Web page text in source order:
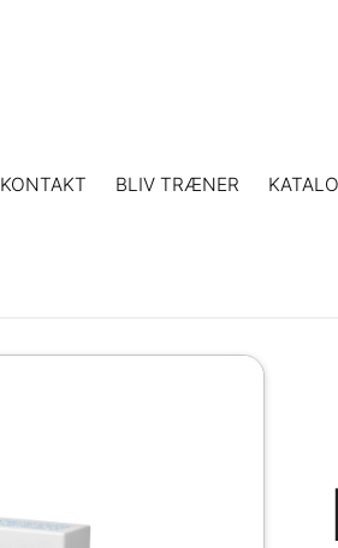
KONTAKT BLIV TRÆNER